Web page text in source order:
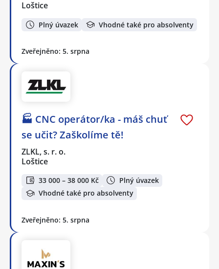
Loštice
Plný úvazek Vhodné také pro absolventy
Zveřejněno: 5. srpna
🏭 CNC operátor/ka - máš chuť
se učit? Zaškolíme tě!
ZLKL, s. r. o.
Loštice
33 000 – 38 000 Kč
Plný úvazek
Vhodné také pro absolventy
Zveřejněno: 5. srpna